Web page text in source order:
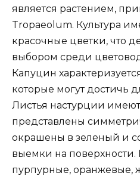
является растением,
Tropaeolum. Культура
красочные цветки, что
выбором среди
Капуцин
которые могут достичь
Листья настурции
представлены
окрашены в зеленый и
выемки на поверхности.
пурпурные, оранжевые,